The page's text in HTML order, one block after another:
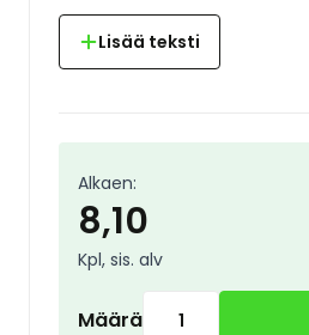
Lisää teksti
Alkaen:
8,10
Kpl, sis. alv
Määrä